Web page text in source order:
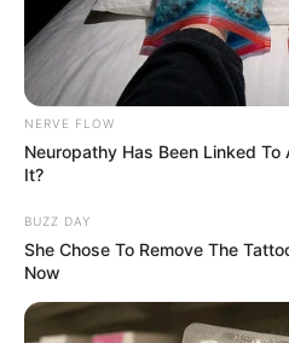
NERVE FLOW
Neuropathy Has Been Linked To
It?
BUZZ DAY
She Chose To Remove The
Now